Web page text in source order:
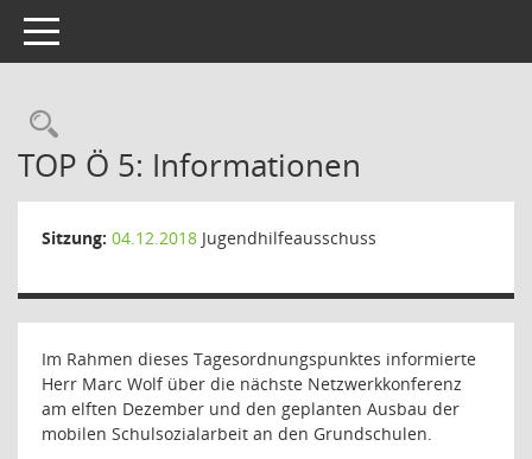
Toggle navigation
Rechercheauswahl
TOP Ö 5: Informationen
Sitzung: 04.12.2018 Jugendhilfeausschuss
Im Rahmen dieses Tagesordnungspunktes informierte
Herr Marc Wolf über die nächste Netzwerkkonferenz
am elften Dezember und den geplanten Ausbau der
mobilen Schulsozialarbeit an den Grundschulen.